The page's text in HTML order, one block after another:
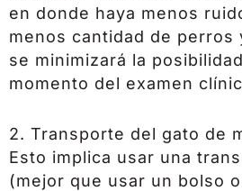
en donde haya menos
menos cantidad de perros
se minimizará la
momento del examen
2. Transporte del gato de
Esto implica usar una
(mejor que usar un bolso